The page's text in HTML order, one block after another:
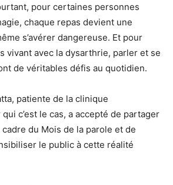
pour certaines personnes
chaque repas devient une
s’avérer dangereuse. Et pour
vivant avec la dysarthrie, parler et se
de véritables défis au quotidien.
patiente de la clinique
c’est le cas, a accepté de partager
du Mois de la parole et de
le public à cette réalité